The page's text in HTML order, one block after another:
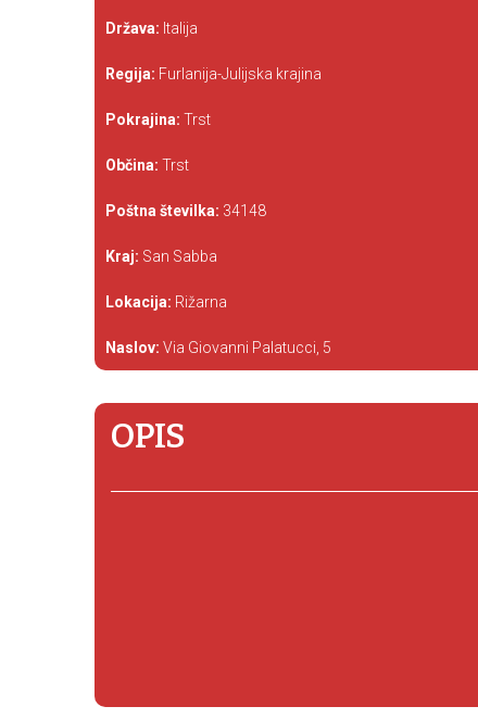
Država: Italija
Regija: Furlanija-Julijska krajina
Pokrajina: Trst
Občina: Trst
Poštna številka: 34148
Kraj: San Sabba
Lokacija: Rižarna
Naslov: Via Giovanni Palatucci, 5
OPIS